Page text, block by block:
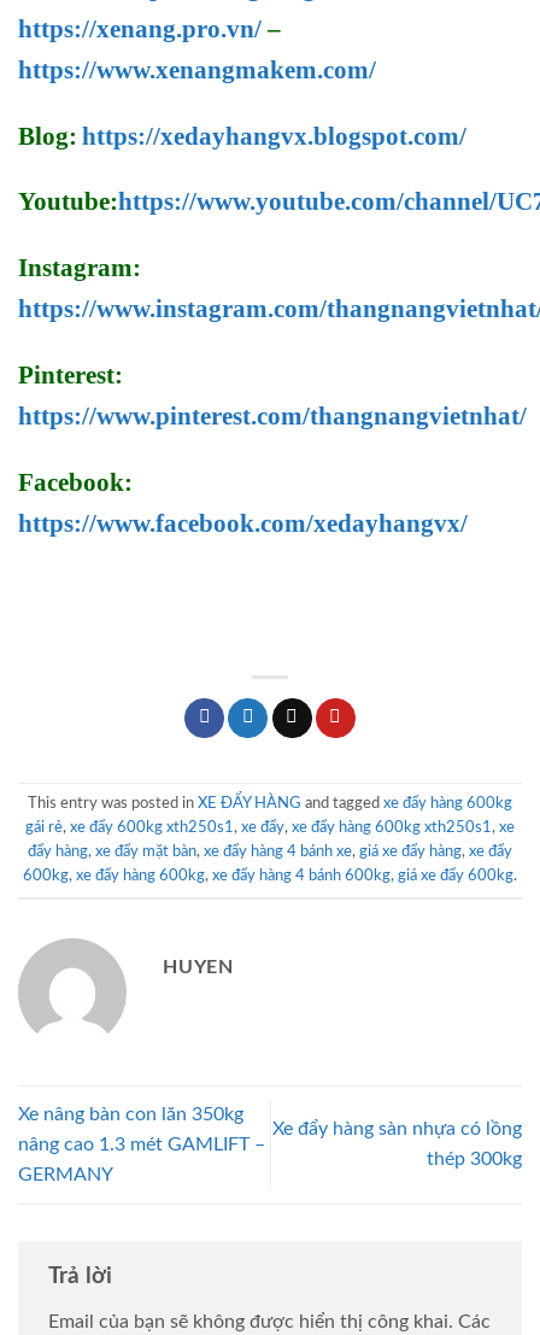
https://xenang.pro.vn/–
https://www.xenangmakem.com/
Blog: https://xedayhangvx.blogspot.com/
Youtube:https://www.youtube.com/channel/
Instagram:
https://www.instagram.com/
Pinterest:
https://www.pinterest.com/thangnangvietnhat/
Facebook:
https://www.facebook.com/xedayhangvx/
This entry was posted in XE ĐẨY HÀNG and tagged xe đẩy hàng 600kg
gái rẻ, xe đẩy 600kg xth250s1 , xe đẩy, xe đẩy hàng 600kg xth250s1 , xe
đẩy hàng, xe đẩy mặt bàn, xe đẩy hàng 4 bánh xe, giá xe đẩy hàng, xe đẩy
600kg, xe đẩy hàng 600kg, xe đẩy hàng 4 bánh 600kg, giá xe đẩy 600kg.
HUYEN
Xe nâng bàn con lăn 350kg
nâng cao 1.3 mét GAMLIFT –
GERMANY
Xe đẩy hàng sàn nhựa có lồng
thép 300kg
Trả lời
Email của bạn sẽ không được hiển thị công khai. Các